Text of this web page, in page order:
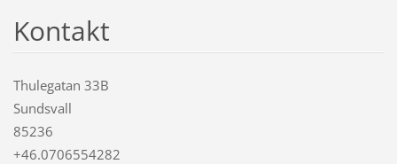
Kontakt
Thulegatan 33B
Sundsvall
85236
+46.0706554282